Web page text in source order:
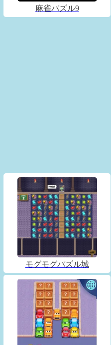
麻雀パズル9
モグモグパズル城